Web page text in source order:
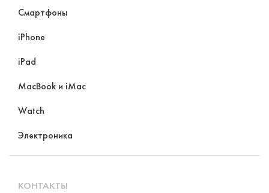
Смартфоны
iPhone
iPad
MacBook и iMac
Watch
Электроника
КОНТАКТЫ